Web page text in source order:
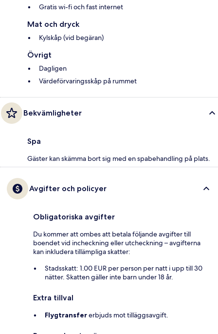
Gratis wi-fi och fast internet
Mat och dryck
Kylskåp (vid begäran)
Övrigt
Dagligen
Värdeförvaringsskåp på rummet
Bekvämligheter
Spa
Gäster kan skämma bort sig med en spabehandling på plats.
Avgifter och policyer
Obligatoriska avgifter
Du kommer att ombes att betala följande avgifter till
boendet vid incheckning eller utcheckning – avgifterna
kan inkludera tillämpliga skatter:
Stadsskatt: 1.00 EUR per person per natt i upp till 30
nätter. Skatten gäller inte barn under 18 år.
Extra tillval
Flygtransfererbjuds mot tilläggsavgift.